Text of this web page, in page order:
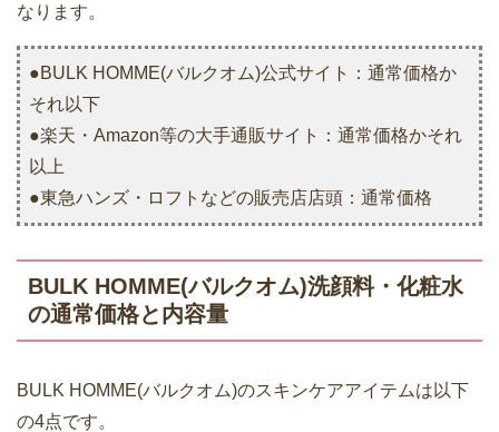
なります。
●BULK HOMME(バルクオム)公式サイト：通常価格か
それ以下
●楽天・Amazon等の大手通販サイト：通常価格かそれ
以上
●東急ハンズ・ロフトなどの販売店店頭：通常価格
BULK HOMME(バルクオム)洗顔料・化粧水
の通常価格と内容量
BULK HOMME(バルクオム)のスキンケアアイテムは以下
の4点です。